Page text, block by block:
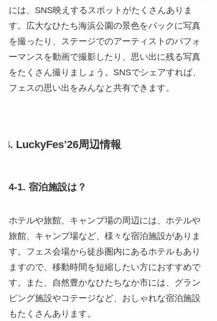
には、SNS映えするスポットがたくさんありま
す。広大なひたち海浜公園の景色をバックに写真
を撮ったり、ステージでのアーティストのパフォ
ーマンスを動画で撮影したり、思い出に残る写真
をたくさん撮りましょう。SNSでシェアすれば、
フェスの思い出をみんなと共有できます。
4. LuckyFes’26周辺情報
4-1. 宿泊施設は？
ホテルや旅館、キャンプ場の周辺には、ホテルや
旅館、キャンプ場など、様々な宿泊施設がありま
す。フェス会場から徒歩圏内にあるホテルもあり
ますので、移動時間を短縮したい方におすすめで
す。また、自然豊かなひたちなか市には、グラン
ピング施設やコテージなど、おしゃれな宿泊施設
もたくさんあります。